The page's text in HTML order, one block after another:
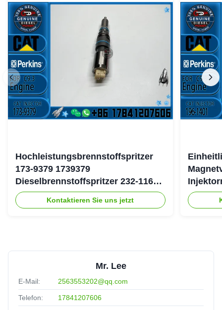
Hochleistungsbrennstoffspritzer
173-9379 1739379
Dieselbrennstoffspritzer 232-1167
2321167 für Caterpillar 3126 Motor
Kontaktieren Sie uns jetzt
4754
Mr. Lee
E-Mail: 2563553202@qq.com
Telefon: 17841207606